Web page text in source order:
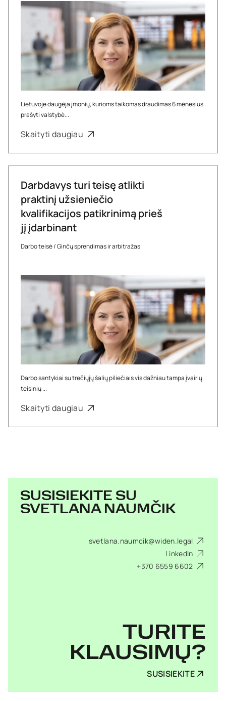
Lietuvoje daugėja įmonių, kurioms taikomas draudimas 6 mėnesius
prašyti valstybė...
Skaityti daugiau
Darbdavys turi teisę atlikti
praktinį užsieniečio
kvalifikacijos patikrinimą prieš
jį įdarbinant
Darbo teisė/Ginčų sprendimas ir arbitražas
Darbo santykiai su trečiųjų šalių piliečiais vis dažniau tampa įvairių
teisinių ...
Skaityti daugiau
SUSISIEKITE SU
SVETLANA NAUMČIK
svetlana.naumcik@widen.legal
LinkedIn
+370 6559 6602
TURITE
KLAUSIMŲ?
SUSISIEKITE